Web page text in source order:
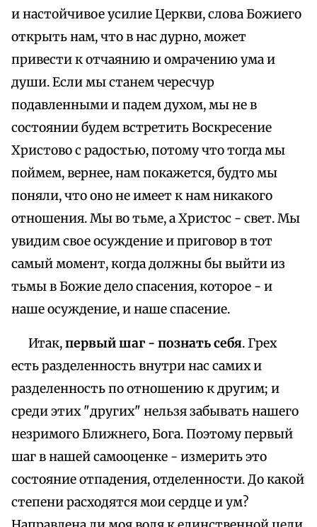
и настойчивое усилие Церкви, слова Божиего
открыть нам, что в нас дурно, может
привести к отчаянию и омрачению ума и
души. Если мы станем чересчур
подавленными и падем духом, мы не в
состоянии будем встретить Воскресение
Христово с радостью, потому что тогда мы
поймем, вернее, нам покажется, будто мы
поняли, что оно не имеет к нам никакого
отношения. Мы во тьме, а Христос - свет. Мы
увидим свое осуждение и приговор в тот
самый момент, когда должны бы выйти из
тьмы в Божие дело спасения, которое - и
наше осуждение, и наше спасение.
Итак,первый шаг - познать себя. Грех
есть разделенность внутри нас самих и
разделенность по отношению к другим; и
среди этих "других" нельзя забывать нашего
незримого Ближнего, Бога. Поэтому первый
шаг в нашей самооценке - измерить это
состояние отпадения, отделенности. До какой
степени расходятся мои сердце и ум?